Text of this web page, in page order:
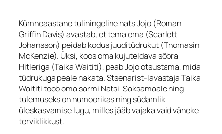
Kümneaastane tulihingeline nats Jojo (Roman
Griffin Davis) avastab, et tema ema (Scarlett
Johansson) peidab kodus juuditüdrukut (Thomasin
McKenzie). Üksi, koos oma kujuteldava sõbra
Hitleriga (Taika Waititi), peab Jojo otsustama, mida
tüdrukuga peale hakata. Stsenarist-lavastaja Taika
Waititi toob oma sarmi Natsi-Saksamaale ning
tulemuseks on humoorikas ning südamlik
üleskasvamise lugu, milles jääb vajaka vaid väheke
terviklikkust.